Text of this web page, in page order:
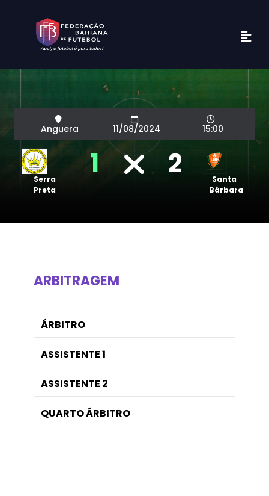
Anguera 11/08/2024 15:00
Serra
Preta
1 2
Santa
Bárbara
ARBITRAGEM
ÁRBITRO
ASSISTENTE 1
ASSISTENTE 2
QUARTO ÁRBITRO